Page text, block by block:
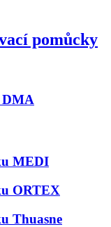
pomůcky
MEDI
ORTEX
Thuasne